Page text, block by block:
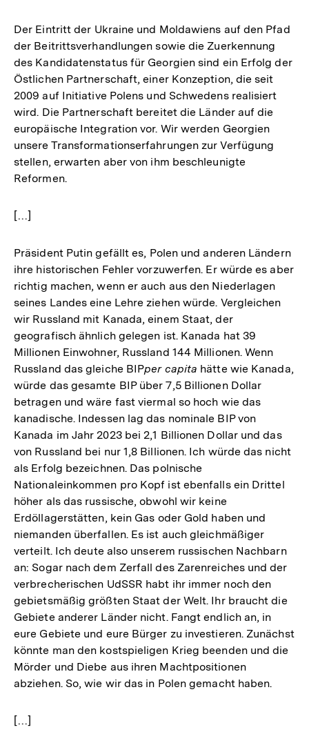
Der Eintritt der Ukraine und Moldawiens auf den Pfad
der Beitrittsverhandlungen sowie die Zuerkennung
des Kandidatenstatus für Georgien sind ein Erfolg der
Östlichen Partnerschaft, einer Konzeption, die seit
2009 auf Initiative Polens und Schwedens realisiert
wird. Die Partnerschaft bereitet die Länder auf die
europäische Integration vor. Wir werden Georgien
unsere Transformationserfahrungen zur Verfügung
stellen, erwarten aber von ihm beschleunigte
Reformen.
[…]
Präsident Putin gefällt es, Polen und anderen Ländern
ihre historischen Fehler vorzuwerfen. Er würde es aber
richtig machen, wenn er auch aus den Niederlagen
seines Landes eine Lehre ziehen würde. Vergleichen
wir Russland mit Kanada, einem Staat, der
geografisch ähnlich gelegen ist. Kanada hat 39
Millionen Einwohner, Russland 144 Millionen. Wenn
Russland das gleiche BIPper capita hätte wie Kanada,
würde das gesamte BIP über 7,5 Billionen Dollar
betragen und wäre fast viermal so hoch wie das
kanadische. Indessen lag das nominale BIP von
Kanada im Jahr 2023 bei 2,1 Billionen Dollar und das
von Russland bei nur 1,8 Billionen. Ich würde das nicht
als Erfolg bezeichnen. Das polnische
Nationaleinkommen pro Kopf ist ebenfalls ein Drittel
höher als das russische, obwohl wir keine
Erdöllagerstätten, kein Gas oder Gold haben und
niemanden überfallen. Es ist auch gleichmäßiger
verteilt. Ich deute also unserem russischen Nachbarn
an: Sogar nach dem Zerfall des Zarenreiches und der
verbrecherischen UdSSR habt ihr immer noch den
gebietsmäßig größten Staat der Welt. Ihr braucht die
Gebiete anderer Länder nicht. Fangt endlich an, in
eure Gebiete und eure Bürger zu investieren. Zunächst
könnte man den kostspieligen Krieg beenden und die
Mörder und Diebe aus ihren Machtpositionen
abziehen. So, wie wir das in Polen gemacht haben.
[…]